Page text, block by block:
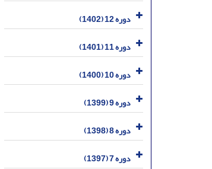
دوره 12 (1402)
دوره 11 (1401)
دوره 10 (1400)
دوره 9 (1399)
دوره 8 (1398)
دوره 7 (1397)